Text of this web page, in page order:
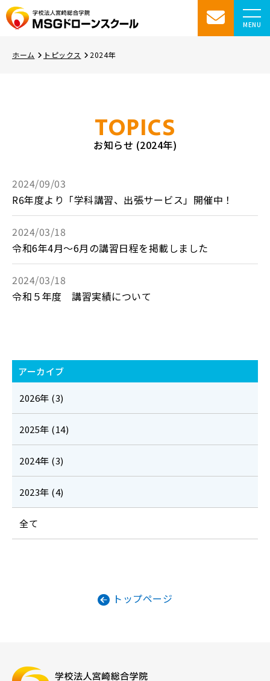
MENU
ホーム トピックス 2024年
TOPICS
お知らせ (2024年)
2024/09/03
R6年度より「学科講習、出張サービス」開催中！
2024/03/18
令和6年4月～6月の講習日程を掲載しました
2024/03/18
令和５年度 講習実績について
アーカイブ
2026年 (3)
2025年 (14)
2024年 (3)
2023年 (4)
全て
トップページ